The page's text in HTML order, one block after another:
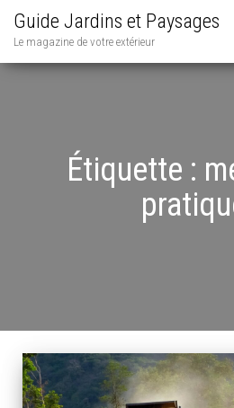
Guide Jardins et Paysages
Le magazine de votre extérieur
Étiquette :